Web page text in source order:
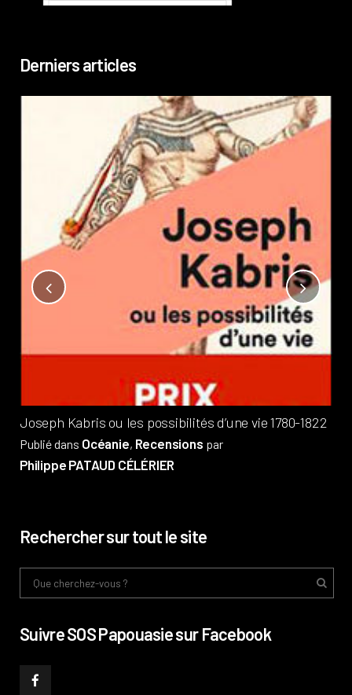
Derniers articles
Joseph Kabris ou les possibilités d’une vie 1780-1822
Publié dans Océanie, Recensions par
Philippe PATAUD CÉLÉRIER
Rechercher sur tout le site
Suivre SOS Papouasie sur Facebook